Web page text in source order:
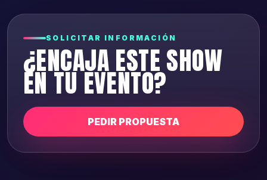
SOLICITAR INFORMACIÓN
¿ENCAJA ESTE SHOW
EN TU EVENTO?
PEDIR PROPUESTA